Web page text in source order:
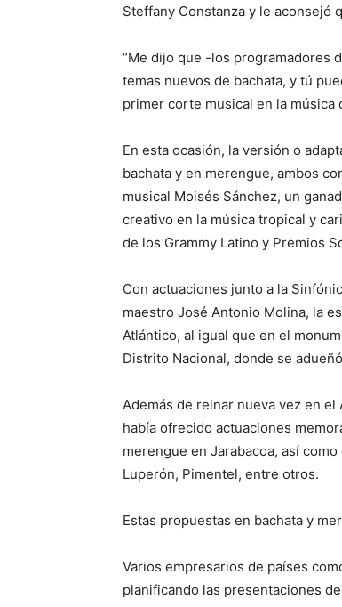
Steffany Constanza y le aconsejó
“Me dijo que -los programadores
temas nuevos de bachata, y tú
primer corte musical en la música
En esta ocasión, la versión o
bachata y en merengue, ambos
musical Moisés Sánchez, un
creativo en la música tropical y
de los Grammy Latino y Premios
Con actuaciones junto a la
maestro José Antonio Molina, la
Atlántico, al igual que en el
Distrito Nacional, donde se
Además de reinar nueva vez en
había ofrecido actuaciones
merengue en Jarabacoa, así
Luperón, Pimentel, entre otros.
Estas propuestas en bachata y
Varios empresarios de países
planificando las presentaciones